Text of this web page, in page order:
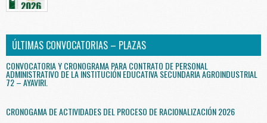
ÚLTIMAS CONVOCATORIAS – PLAZAS
CONVOCATORIA Y CRONOGRAMA PARA CONTRATO DE PERSONAL
ADMINISTRATIVO DE LA INSTITUCIÓN EDUCATIVA SECUNDARIA AGROINDUSTRIAL
72 – AYAVIRI.
CRONOGAMA DE ACTIVIDADES DEL PROCESO DE RACIONALIZACIÓN 2026